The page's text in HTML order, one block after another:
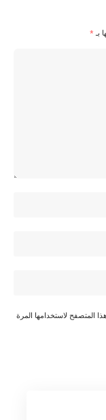
بـ *
المتصفح لاستخدامها المرة